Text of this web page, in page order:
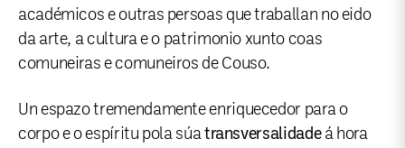
académicos e outras persoas que traballan no eido
da arte, a cultura e o patrimonio xunto coas
comuneiras e comuneiros de Couso.
Un espazo tremendamente enriquecedor para o
corpo e o espíritu pola súa transversalidade á hora